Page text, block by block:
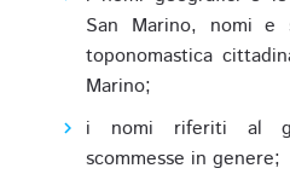
San Marino, nomi
toponomastica
Marino;
i nomi riferiti al
scommesse in genere;